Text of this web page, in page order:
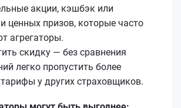
акции, кэшбэк или
ценных призов, которые часто
агрегаторы.
скидку — без сравнения
легко пропустить более
у других страховщиков.